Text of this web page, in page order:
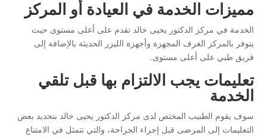
مميزات الخدمة في العيادة أو المركز
الخدمة في مركز الدكتور يحيى خالد تقدم على أعلى مستوى حيث
يتوفر بالمركز الغرف المجهزة وأجهزة الليزر الحديثة بالإضافة إلى
فريق طبي على أعلى مستوى.
تعليمات يجب الالتزام بها قبل تلقي
الخدمة
سوف يقوم الطبيب المختص لدى مركز الدكتور يحيى خالد بتحديد بعض
التعليمات إلى المرضى قبل إجراء الجراحة، والتي تتمثل في الامتناع